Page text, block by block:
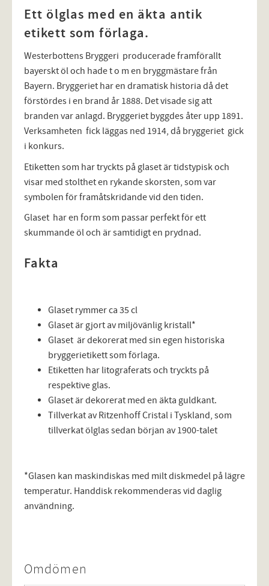
Ett ölglas med en äkta antik
etikett som förlaga.
Westerbottens Bryggeri producerade framförallt
bayerskt öl och hade t o m en bryggmästare från
Bayern. Bryggeriet har en dramatisk historia då det
förstördes i en brand år 1888. Det visade sig att
branden var anlagd. Bryggeriet byggdes åter upp 1891.
Verksamheten fick läggas ned 1914, då bryggeriet gick
i konkurs.
Etiketten som har tryckts på glaset är tidstypisk och
visar med stolthet en rykande skorsten, som var
symbolen för framåtskridande vid den tiden.
Glaset har en form som passar perfekt för ett
skummande öl och är samtidigt en prydnad.
Fakta
Glaset rymmer ca 35 cl
Glaset är gjort av miljövänlig kristall*
Glaset är dekorerat med sin egen historiska
bryggerietikett som förlaga.
Etiketten har litograferats och tryckts på
respektive glas.
Glaset är dekorerat med en äkta guldkant.
Tillverkat av Ritzenhoff Cristal i Tyskland, som
tillverkat ölglas sedan början av 1900-talet
*Glasen kan maskindiskas med milt diskmedel på lägre
temperatur. Handdisk rekommenderas vid daglig
användning.
Omdömen